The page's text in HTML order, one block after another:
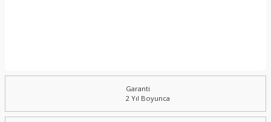
Garanti
2 Yıl Boyunca